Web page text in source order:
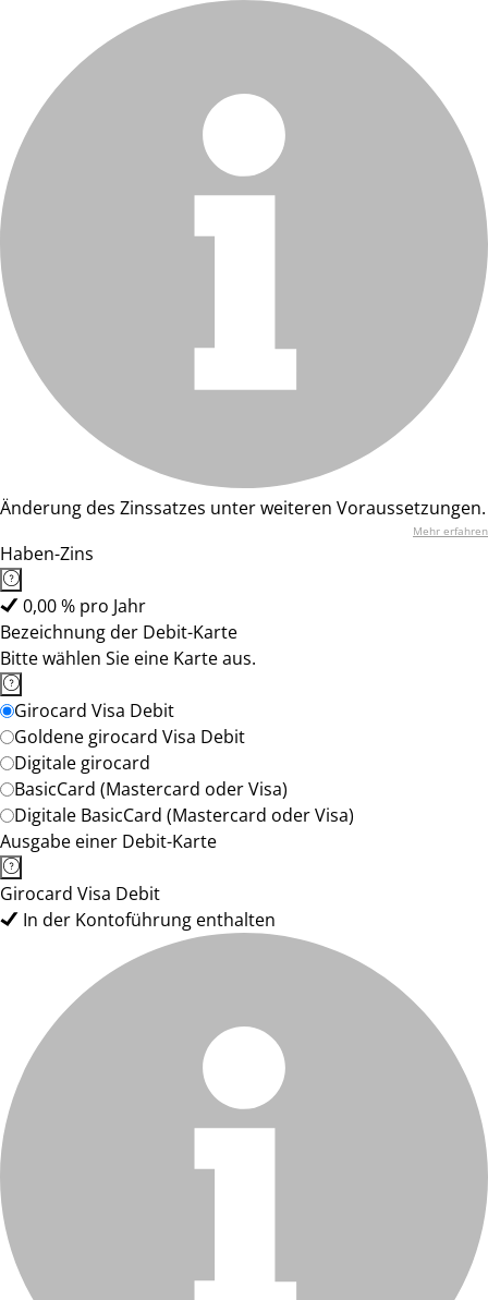
Änderung des Zinssatzes unter weiteren Voraussetzungen.
Mehr erfahren
Haben-Zins
0,00 % pro Jahr
Bezeichnung der Debit-Karte
Bitte wählen Sie eine Karte aus.
Girocard Visa Debit
Goldene girocard Visa Debit
Digitale girocard
BasicCard (Mastercard oder Visa)
Digitale BasicCard (Mastercard oder Visa)
Ausgabe einer Debit-Karte
Girocard Visa Debit
In der Kontoführung enthalten